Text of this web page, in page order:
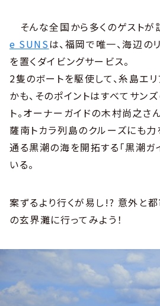
そんな全国から多くのゲストが
e SUNSは、福岡で唯一、海辺の
を置くダイビングサービス。
2隻のボートを駆使して、糸島エリ
かも、そのポイントはすべてサン
ト。オーナーガイドの木村尚之さ
薩南トカラ列島のクルーズにも力
通る黒潮の海を開拓する「黒潮ガ
いる。
案ずるより行くが易し!? 意外と
の玄界灘に行ってみよう！